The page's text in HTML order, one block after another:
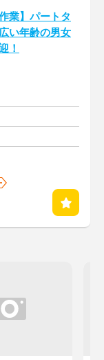
業】パートタ
い年齢の男女
！